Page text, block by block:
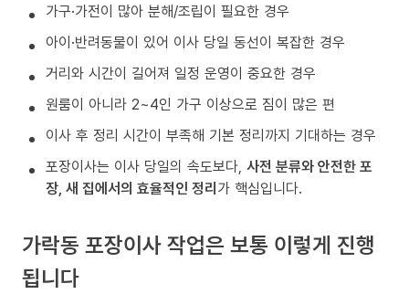
가구·가전이 많아 분해/조립이 필요한 경우
아이·반려동물이 있어 이사 당일 동선이 복잡한 경우
거리와 시간이 길어져 일정 운영이 중요한 경우
원룸이 아니라 2~4인 가구 이상으로 짐이 많은 편
이사 후 정리 시간이 부족해 기본 정리까지 기대하는 경우
포장이사는 이사 당일의 속도보다, 사전 분류와 안전한 포
장, 새 집에서의 효율적인 정리가 핵심입니다.
가락동 포장이사 작업은 보통 이렇게 진행
됩니다